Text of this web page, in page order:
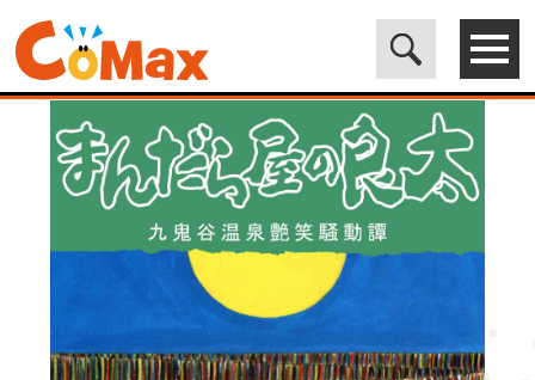
電子書籍マンガ CoMax(コマックス)公式サイト - 株式会社ICE>
LEGEND> まんだら屋の良太18